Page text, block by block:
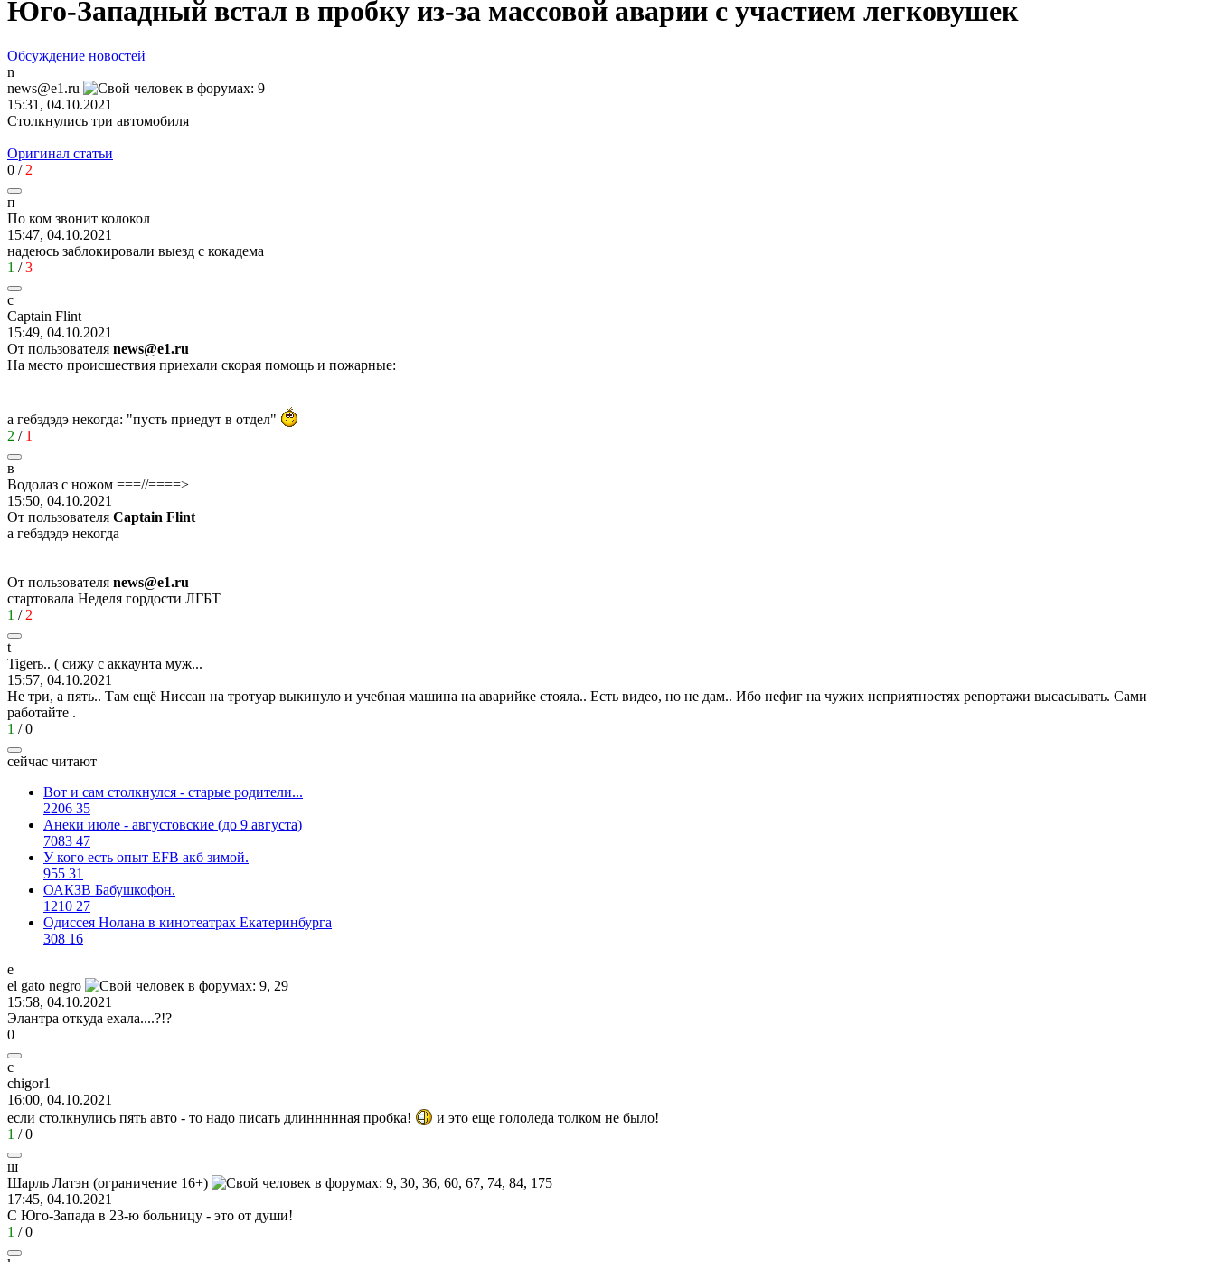
Юго-Западный встал в пробку из-за массовой аварии с участием легковушек
Обсуждение новостей
n
news@e1.ru
15:31, 04.10.2021
Столкнулись три автомобиля
Оригинал статьи
0 / 2
п
По ком звонит колокол
15:47, 04.10.2021
надеюсь заблокировали выезд с кокадема
1 /3
c
Captain Flint
15:49, 04.10.2021
От пользователя news@e1.ru
На место происшествия приехали скорая помощь и пожарные:
а гебэдэдэ некогда: "пусть приедут в отдел"
2 / 1
в
Водолаз с ножом ===//====>
15:50, 04.10.2021
От пользователя Captain Flint
а гебэдэдэ некогда
От пользователя news@e1.ru
стартовала Неделя гордости ЛГБТ
1 / 2
t
Tigerь.. ( сижу с аккаунта муж...
15:57, 04.10.2021
Не три, а пять.. Там ещё Ниссан на тротуар выкинуло и учебная машина на аварийке стояла.. Есть видео, но не дам.. Ибо нефиг на чужих неприятностях репортажи высасывать. Сами
работайте .
1 /0
сейчас читают
Вот и сам столкнулся - старые родители...
2206 35
Анеки июле - августовские (до 9 августа)
7083 47
У кого есть опыт EFB акб зимой.
955 31
ОАКЗВ Бабушкофон.
1210 27
Одиссея Нолана в кинотеатрах Екатеринбурга
308 16
e
el gato negro
15:58, 04.10.2021
Элантра откуда ехала....?!?
0
c
chigor1
16:00, 04.10.2021
если столкнулись пять авто - то надо писать длиннннная пробка!
и это еще гололеда толком не было!
1 /0
ш
Шарль Латэн (ограничение 16+)
17:45, 04.10.2021
С Юго-Запада в 23-ю больницу - это от души!
1 /0